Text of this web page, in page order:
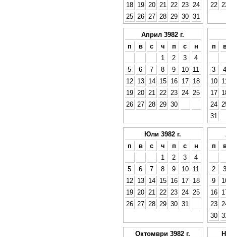
18
19 20 21 22 23
24
25
26 27 28 29 30 31
22
Април 3982 г.
п
в с ч п с
н
1
2 3
4
5
6 7 8 9 10
11
12
13 14 15 16 17
18
19
20 21 22 23 24
25
26
27 28 29 30
п
3
4
10
17
24
31
Юли 3982 г.
п
в с ч п с
н
1
2 3
4
5
6 7 8 9 10
11
12
13 14 15 16 17
18
19
20 21 22 23 24
25
26
27 28 29 30 31
п
2
3
9
16
23
30
Октомври 3982 г.